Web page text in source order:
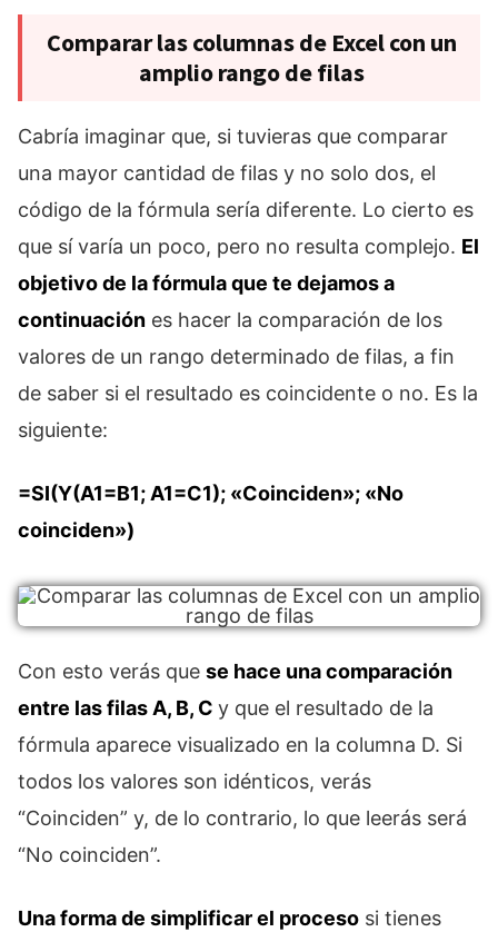
Comparar las columnas de Excel con un
amplio rango de filas
Cabría imaginar que, si tuvieras que comparar
una mayor cantidad de filas y no solo dos, el
código de la fórmula sería diferente. Lo cierto es
que sí varía un poco, pero no resulta complejo. El
objetivo de la fórmula que te dejamos a
continuación es hacer la comparación de los
valores de un rango determinado de filas, a fin
de saber si el resultado es coincidente o no. Es la
siguiente:
=SI(Y(A1=B1; A1=C1); «Coinciden»; «No
coinciden»)
Con esto verás que se hace una comparación
entre las filas A, B, C y que el resultado de la
fórmula aparece visualizado en la columna D. Si
todos los valores son idénticos, verás
“Coinciden” y, de lo contrario, lo que leerás será
“No coinciden”.
Una forma de simplificar el proceso si tienes